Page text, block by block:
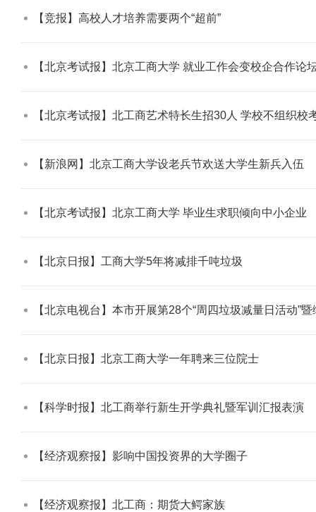
【竞报】高校人才培养需要两个“超前”​
【北京考试报】北京工商大学 就业工作会变校企合作论
【北京考试报】北工商艺术特长生招30人 学校不组织校
【新浪网】北京工商大学设老兵节欢送大学生新兵入伍​
【北京考试报】北京工商大学 毕业生求职倾向中小企业​
【北京日报】工商大学5年将减排千吨垃圾​
【北京电视台】本市开展第28个“周四垃圾减量日活动”
【北京日报】北京工商大学一年聘来三位院士​
【科学时报】北工商举行新生开学典礼暨军训汇报表演​
【经济观察报】影响中国投资界的大学圈子​
【经济观察报】北工商：期货大鳄家族​